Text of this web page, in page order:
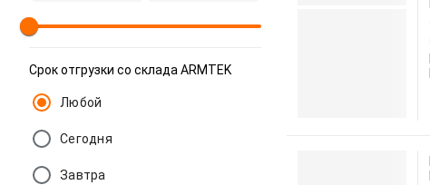
Срок отгрузки со склада ARMTEK
Любой
Сегодня
Завтра